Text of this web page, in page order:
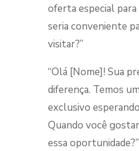
oferta especial para
seria conveniente
visitar?”
“Olá [Nome]! Sua
diferença. Temos
exclusivo
Quando você
essa oportunidade?”